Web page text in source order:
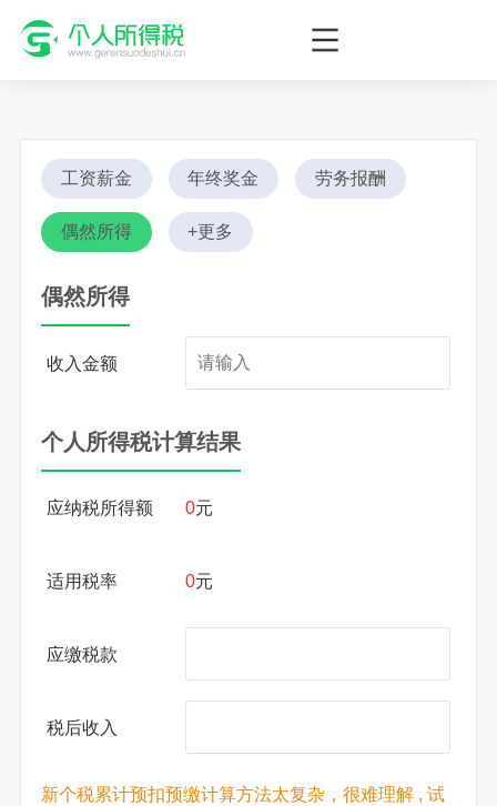
个人所得税网，最新个税资讯平台，您的个税管理专家！
工资薪金 年终奖金 劳务报酬
偶然所得 +更多
偶然所得
收入金额
个人所得税计算结果
应纳税所得额 0元
适用税率 0元
应缴税款
税后收入
新个税累计预扣预缴计算方法太复杂，很难理解 , 试